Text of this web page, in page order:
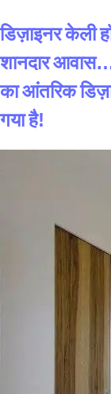
डिज़ाइनर केली
शानदार
का आंतरिक
गया है!